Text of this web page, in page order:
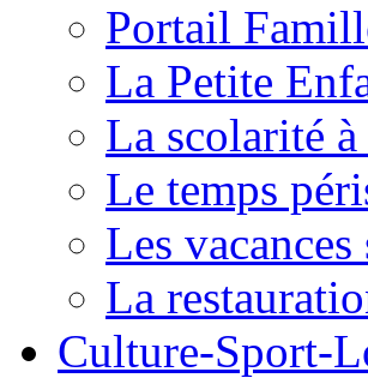
Portail
La Petite
La scolarité
Le temps
Les
La
Culture-Sport-